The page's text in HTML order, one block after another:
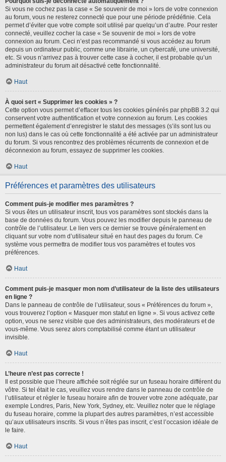
Si vous ne cochez pas la case « Se souvenir de moi » lors de votre connexion
au forum, vous ne resterez connecté que pour une période prédéfinie. Cela
permet d’éviter que votre compte soit utilisé par quelqu’un d’autre. Pour rester
connecté, veuillez cocher la case « Se souvenir de moi » lors de votre
connexion au forum. Ceci n’est pas recommandé si vous accédez au forum
depuis un ordinateur public, comme une librairie, un cybercafé, une université,
etc. Si vous n’arrivez pas à trouver cette case à cocher, il est probable qu’un
administrateur du forum ait désactivé cette fonctionnalité.
Haut
À quoi sert « Supprimer les cookies » ?
Cette option vous permet d’effacer tous les cookies générés par phpBB 3.2 qui
conservent votre authentification et votre connexion au forum. Les cookies
permettent également d’enregistrer le statut des messages (s’ils sont lus ou
non lus) dans le cas où cette fonctionnalité a été activée par un administrateur
du forum. Si vous rencontrez des problèmes récurrents de connexion et de
déconnexion au forum, essayez de supprimer les cookies.
Haut
Préférences et paramètres des utilisateurs
Comment puis-je modifier mes paramètres ?
Si vous êtes un utilisateur inscrit, tous vos paramètres sont stockés dans la
base de données du forum. Vous pouvez les modifier depuis le panneau de
contrôle de l’utilisateur. Le lien vers ce dernier se trouve généralement en
cliquant sur votre nom d’utilisateur situé en haut des pages du forum. Ce
système vous permettra de modifier tous vos paramètres et toutes vos
préférences.
Haut
Comment puis-je masquer mon nom d’utilisateur de la liste des utilisateurs
en ligne ?
Dans le panneau de contrôle de l’utilisateur, sous « Préférences du forum »,
vous trouverez l’option « Masquer mon statut en ligne ». Si vous activez cette
option, vous ne serez visible que des administrateurs, des modérateurs et de
vous-même. Vous serez alors comptabilisé comme étant un utilisateur
invisible.
Haut
L’heure n’est pas correcte !
Il est possible que l’heure affichée soit réglée sur un fuseau horaire différent du
vôtre. Si tel était le cas, veuillez vous rendre dans le panneau de contrôle de
l’utilisateur et régler le fuseau horaire afin de trouver votre zone adéquate, par
exemple Londres, Paris, New York, Sydney, etc. Veuillez noter que le réglage
du fuseau horaire, comme la plupart des autres paramètres, n’est accessible
qu’aux utilisateurs inscrits. Si vous n’êtes pas inscrit, c’est l’occasion idéale de
le faire.
Haut